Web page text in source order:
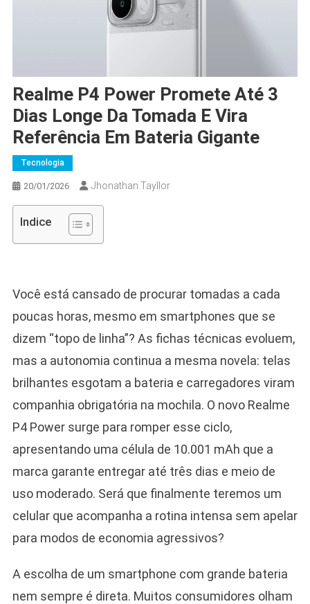
Realme P4 Power Promete Até 3
Dias Longe Da Tomada E Vira
Referência Em Bateria Gigante
Tecnologia
20/01/2026 Jhonathan Tayllor
Indice
Você está cansado de procurar tomadas a cada
poucas horas, mesmo em smartphones que se
dizem “topo de linha”? As fichas técnicas evoluem,
mas a autonomia continua a mesma novela: telas
brilhantes esgotam a bateria e carregadores viram
companhia obrigatória na mochila. O novo Realme
P4 Power surge para romper esse ciclo,
apresentando uma célula de 10.001 mAh que a
marca garante entregar até três dias e meio de
uso moderado. Será que finalmente teremos um
celular que acompanha a rotina intensa sem apelar
para modos de economia agressivos?
A escolha de um smartphone com grande bateria
nem sempre é direta. Muitos consumidores olham